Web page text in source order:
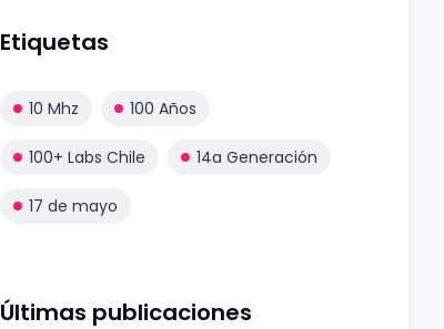
Etiquetas
10 Mhz 100 Años
100+ Labs Chile 14a Generación
17 de mayo
Últimas publicaciones